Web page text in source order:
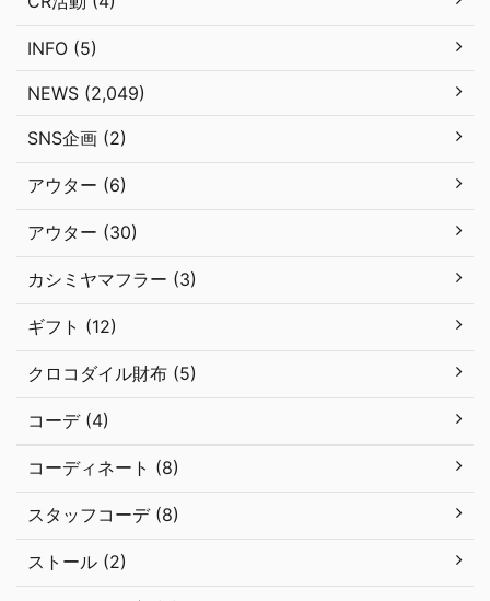
INFO (5)
NEWS (2,049)
SNS企画 (2)
アウター (6)
アウター (30)
カシミヤマフラー (3)
ギフト (12)
クロコダイル財布 (5)
コーデ (4)
コーディネート (8)
スタッフコーデ (8)
ストール (2)